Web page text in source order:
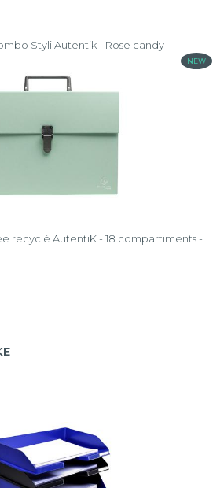
Styli Autentik - Rose candy
NEW
recyclé AutentiK - 18 compartiments -